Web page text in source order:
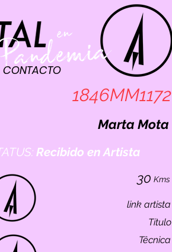
CONTACTO
Kms
30
1846MM1172
Recibido en Artista
Marta Mota
link artista
Título
Têcnica